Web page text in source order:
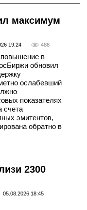
максимум
19:24 488
повышение в
обновил
ослабевший
показателях
счета
эмитентов,
обратно в
2300
05.08.2026 18:45